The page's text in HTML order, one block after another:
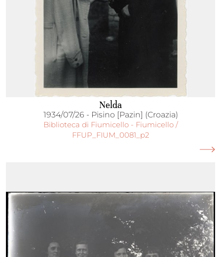
Nelda
1934/07/26 - Pisino [Pazin] (Croazia)
Biblioteca di Fiumicello - Fiumicello /
FFUP_FIUM_0081_p2